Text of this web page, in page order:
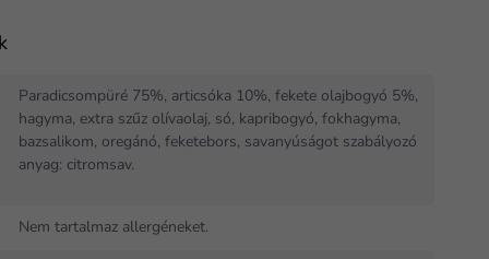
Paradicsompüré 75%, articsóka 10%, fekete olajbogyó 5%,
hagyma, extra szűz olívaolaj, só, kapribogyó, fokhagyma,
bazsalikom, oregánó, feketebors, savanyúságot szabályozó
anyag: citromsav.
Nem tartalmaz allergéneket.